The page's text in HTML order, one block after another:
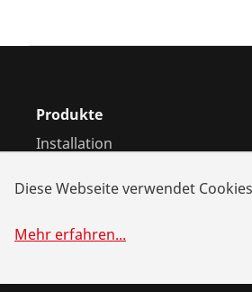
Produkte
Installation
Universalwerkzeuge
Diese Webseite verwendet
Mehr erfahren...